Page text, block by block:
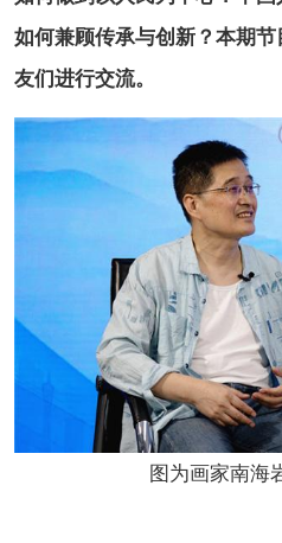
如何兼顾传承与创新？本期
友们进行交流。
图为画家南海